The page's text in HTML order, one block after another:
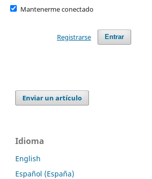
Mantenerme conectado
Entrar
Registrarse
Enviar un artículo
Idioma
English
Español (España)